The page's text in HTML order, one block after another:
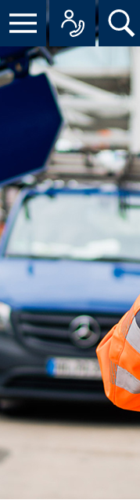
Menü Alle